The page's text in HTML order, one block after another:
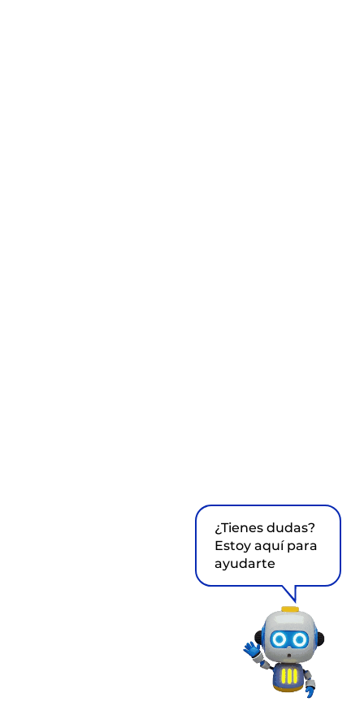
¿Tienes dudas?
Estoy aquí para
ayudarte